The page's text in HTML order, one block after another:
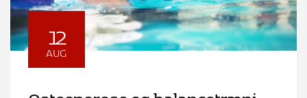
12
AUG